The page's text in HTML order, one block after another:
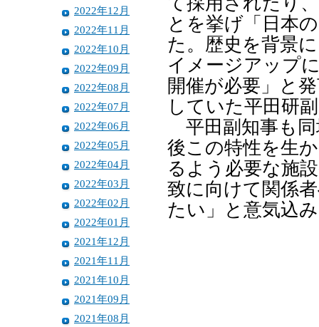
2022年12月
2022年11月
2022年10月
2022年09月
2022年08月
2022年07月
2022年06月
2022年05月
2022年04月
2022年03月
2022年02月
2022年01月
2021年12月
2021年11月
2021年10月
2021年09月
2021年08月
とを挙げ「日本
た。歴史を背景
イメージアップ
開催が必要」と
していた平田研
平田副知事も同
後この特性を生
るよう必要な施
致に向けて関係
たい」と意気込